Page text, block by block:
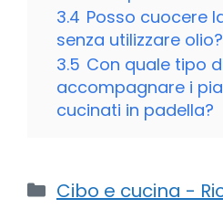
3.4 Posso cuocere
senza utilizzare olio?
3.5 Con quale tipo
accompagnare i
cucinati in padella?
Categorie
Cibo e cucina -